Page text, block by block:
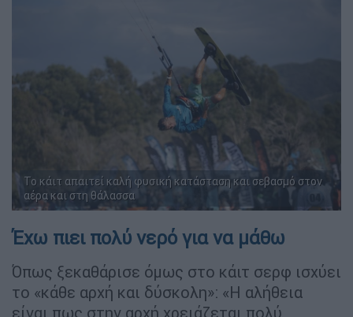
Το κάιτ απαιτεί καλή φυσική κατάσταση και σεβασμό στον
αέρα και στη θάλασσα
Έχω πιει πολύ νερό για να μάθω
Όπως ξεκαθάρισε όμως στο κάιτ σερφ ισχύει
το «κάθε αρχή και δύσκολη»: «Η αλήθεια
είναι πως στην αρχή χρειάζεται πολύ